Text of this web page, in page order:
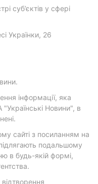
суб’єктів у сфері
Українки, 26
інформації, яка
"Українські Новини", в
сайті з посиланням на
подальшому
в будь-якій формі,